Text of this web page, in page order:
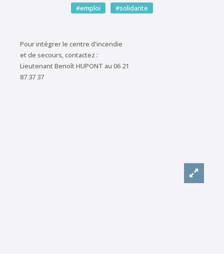
#emploi #solidarite
Pour intégrer le centre d'incendie
et de secours, contactez :
Lieutenant Benoît HUPONT au 06 21
87 37 37